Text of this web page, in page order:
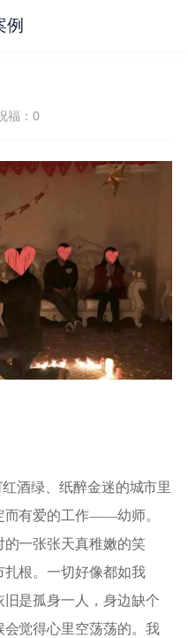
例
福：0
酒绿、纸醉金迷的城市里
而有爱的工作——幼师。
一张张天真稚嫩的笑
扎根。一切好像都如我
是孤身一人，身边缺个
觉得心里空荡荡的。我